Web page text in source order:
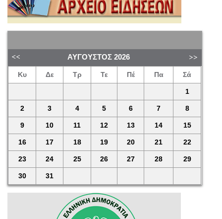
ΑΎΓΟΥΣΤΟΣ 2026
Κυ Δε Τρ Τε Πέ Πα Σά
1
2 3 4 5 6 7 8
9 10 11 12 13 14 15
16 17 18 19 20 21 22
23 24 25 26 27 28 29
30 31